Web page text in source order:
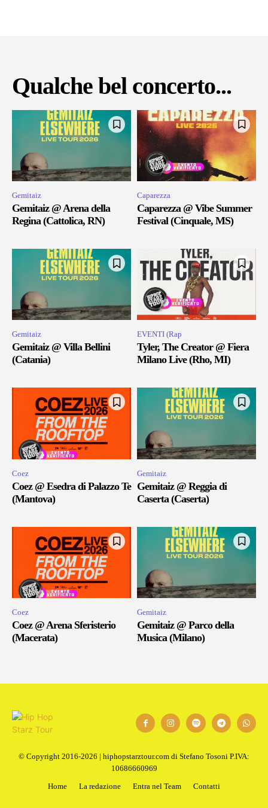
Qualche bel concerto...
Gemitaiz
Gemitaiz @ Arena della
Regina (Cattolica, RN)
Caparezza
Caparezza @ Vibe Summer
Festival (Cinquale, MS)
Gemitaiz
Gemitaiz @ Villa Bellini
(Catania)
EVENTI (Rap
Tyler, The Creator @ Fiera
Milano Live (Rho, MI)
Coez
Coez @ Esedra di Palazzo Te
(Mantova)
Gemitaiz
Gemitaiz @ Reggia di
Caserta (Caserta)
Coez
Coez @ Arena Sferisterio
(Macerata)
Gemitaiz
Gemitaiz @ Parco della
Musica (Milano)
© Copyright 2016-2026 | hiphopstarztour.com di Stefano Tosoni P.IVA:
10686660969
Home
La redazione Entra nel Team Contatti